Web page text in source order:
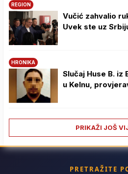
REGION
Vučić zahvalio
Uvek ste uz
HRONIKA
Slučaj Huse B. iz
u Kelnu,
PRIKAŽI JOŠ
PRETRAŽITE